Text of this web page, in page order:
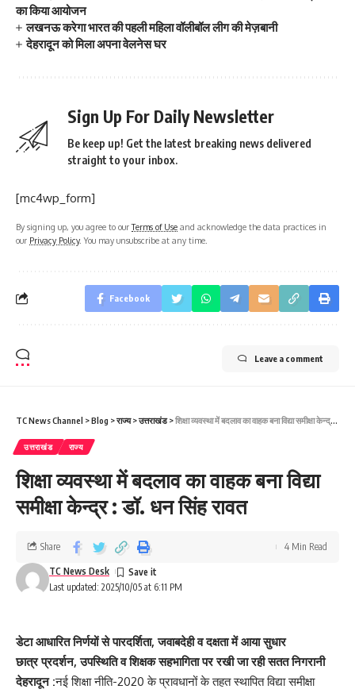
का किया आयोजन
लखनऊ करेगा भारत की पहली महिला वॉलीबॉल लीग की मेज़बानी
देहरादून को मिला अपना वेलनेस घर
Sign Up For Daily Newsletter
Be keep up! Get the latest breaking news delivered
straight to your inbox.
[mc4wp_form]
By signing up, you agree to ourTerms of Use and acknowledge the data practices in
our Privacy Policy. You may unsubscribe at any time.
Facebook
Leave a comment
TC News Channel >Blog >राज्य>उत्तराखंड>शिक्षा व्यवस्था में बदलाव का वाहक बना विद्या समीक्षा केन्द्र : डॉ. धन सिंह रावत
उत्तराखंड राज्य
शिक्षा व्यवस्था में बदलाव का वाहक बना विद्या
समीक्षा केन्द्र : डॉ. धन सिंह रावत
Last updated: 2025/10/05 at 6:11 PM
TC News Desk
Share 4 Min Read
डेटा आधारित निर्णयों से पारदर्शिता, जवाबदेही व दक्षता में आया सुधार
छात्र प्रदर्शन, उपस्थिति व शिक्षक सहभागिता पर रखी जा रही सतत निगरानी
देहरादून :नई शिक्षा नीति-2020 के प्रावधानों के तहत स्थापित विद्या समीक्षा